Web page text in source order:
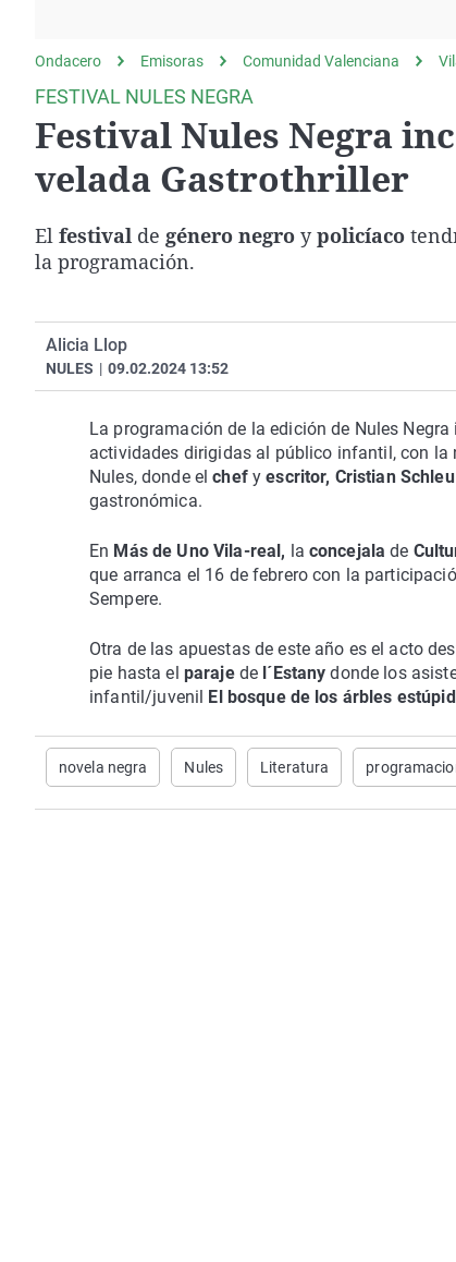
gato
Operación Viuda
Negra
Navarra
Ondacero Emisoras Comunidad Valenciana
FESTIVAL NULES NEGRA
Festival Nules Negra
velada Gastrothriller
El festival de género negro ypolicíaco
la programación.
Alicia Llop
NULES | 09.02.2024 13:52
La programación de la edición de Nules
actividades dirigidas al público infantil, con la
Nules, donde elchefyescritor, Cristian Schleu
gastronómica.
En Más de Uno Vila-real, la concejala de
que arranca el 16 de febrero con la
Sempere.
Otra de las apuestas de este año es el acto
pie hasta el paraje de l´Estany donde los
infantil/juvenil El bosque de los árbles
novela negra Nules Literatura